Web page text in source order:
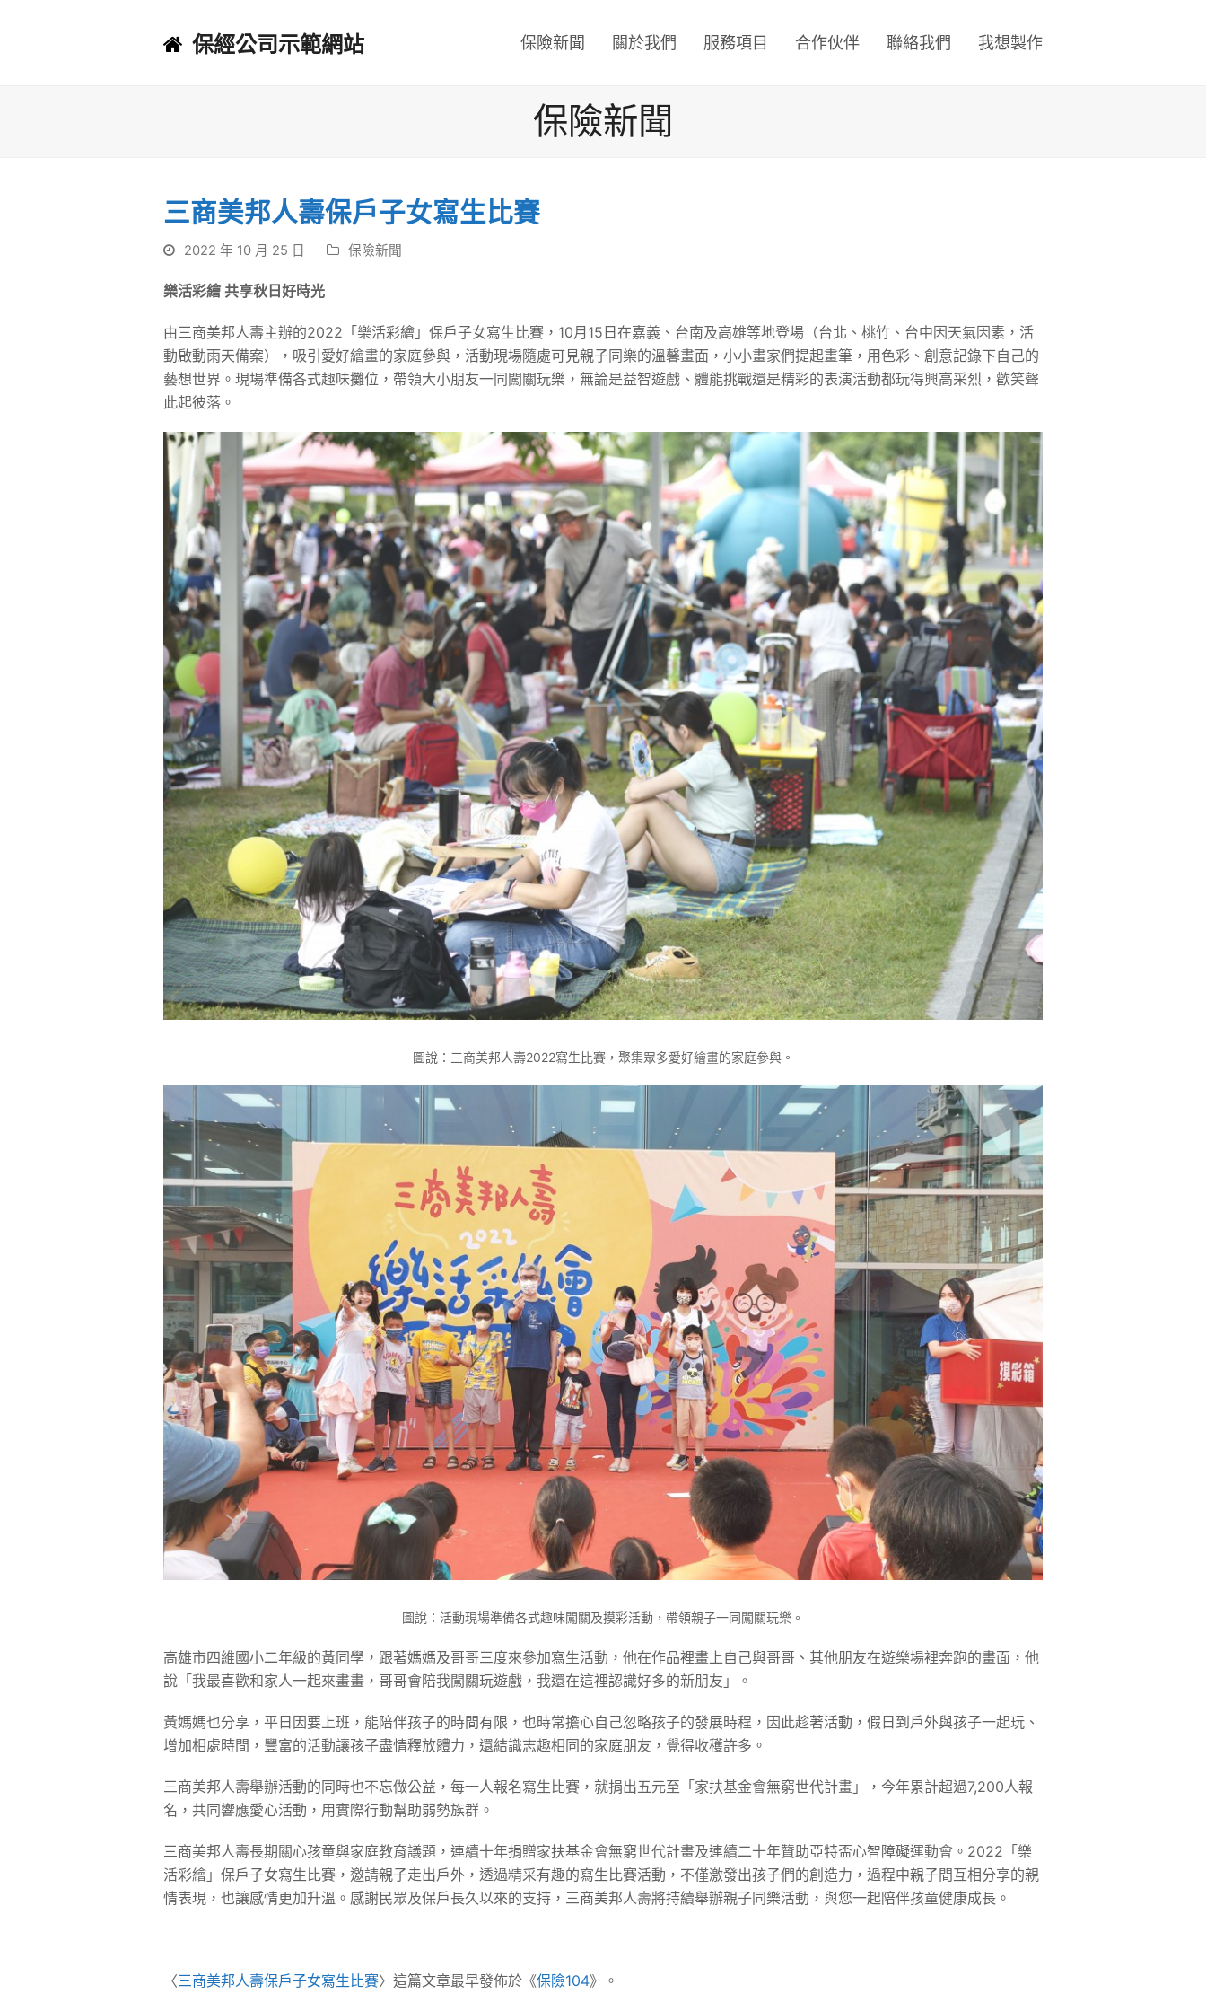
保經公司示範網站 保險新聞 關於我們 服務項目 合作伙伴 聯絡我們 我想製作
保險新聞
三商美邦人壽保戶子女寫生比賽
2022 年 10 月 25 日 保險新聞
樂活彩繪 共享秋日好時光
由三商美邦人壽主辦的2022「樂活彩繪」保戶子女寫生比賽，10月15日在嘉義、台南及高雄等地登場（台北、桃竹、台中因天氣因素，活
動啟動雨天備案），吸引愛好繪畫的家庭參與，活動現場隨處可見親子同樂的溫馨畫面，小小畫家們提起畫筆，用色彩、創意記錄下自己的
藝想世界。現場準備各式趣味攤位，帶領大小朋友一同闖關玩樂，無論是益智遊戲、體能挑戰還是精彩的表演活動都玩得興高采烈，歡笑聲
此起彼落。
圖說：三商美邦人壽2022寫生比賽，聚集眾多愛好繪畫的家庭參與。
圖說：活動現場準備各式趣味闖關及摸彩活動，帶領親子一同闖關玩樂。
高雄市四維國小二年級的黃同學，跟著媽媽及哥哥三度來參加寫生活動，他在作品裡畫上自己與哥哥、其他朋友在遊樂場裡奔跑的畫面，他
說「我最喜歡和家人一起來畫畫，哥哥會陪我闖關玩遊戲，我還在這裡認識好多的新朋友」。
黃媽媽也分享，平日因要上班，能陪伴孩子的時間有限，也時常擔心自己忽略孩子的發展時程，因此趁著活動，假日到戶外與孩子一起玩、
增加相處時間，豐富的活動讓孩子盡情釋放體力，還結識志趣相同的家庭朋友，覺得收穫許多。
三商美邦人壽舉辦活動的同時也不忘做公益，每一人報名寫生比賽，就捐出五元至「家扶基金會無窮世代計畫」，今年累計超過7,200人報
名，共同響應愛心活動，用實際行動幫助弱勢族群。
三商美邦人壽長期關心孩童與家庭教育議題，連續十年捐贈家扶基金會無窮世代計畫及連續二十年贊助亞特盃心智障礙運動會。2022「樂
活彩繪」保戶子女寫生比賽，邀請親子走出戶外，透過精采有趣的寫生比賽活動，不僅激發出孩子們的創造力，過程中親子間互相分享的親
情表現，也讓感情更加升溫。感謝民眾及保戶長久以來的支持，三商美邦人壽將持續舉辦親子同樂活動，與您一起陪伴孩童健康成長。
〈三商美邦人壽保戶子女寫生比賽〉這篇文章最早發佈於《保險104》。